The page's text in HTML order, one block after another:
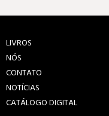
LIVROS
NÓS
CONTATO
NOTÍCIAS
CATÁLOGO DIGITAL